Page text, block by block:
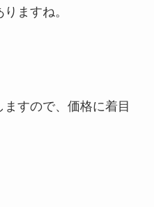
ますね。
すので、価格に着目